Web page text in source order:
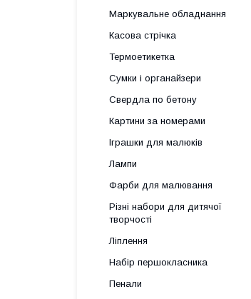
Маркувальне обладнання
Касова стрічка
Термоетикетка
Сумки і органайзери
Свердла по бетону
Картини за номерами
Іграшки для малюків
Лампи
Фарби для малювання
Різні набори для дитячої
творчості
Ліплення
Набір першокласника
Пенали